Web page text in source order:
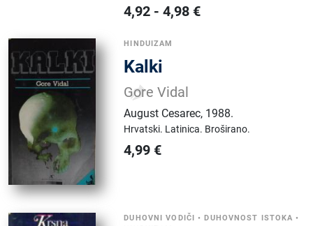
4,92 -4,98 €
HINDUIZAM
Kalki
Gore Vidal
August Cesarec, 1988.
Hrvatski. Latinica. Broširano.
4,99 €
DUHOVNI VODIČI • DUHOVNOST ISTOKA •